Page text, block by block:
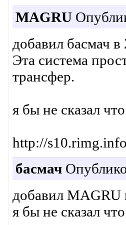
MAGRU
добавил басмач
Эта система
трансфер.
я бы не сказал
http://
басмач
добавил MAGRU
я бы не сказал